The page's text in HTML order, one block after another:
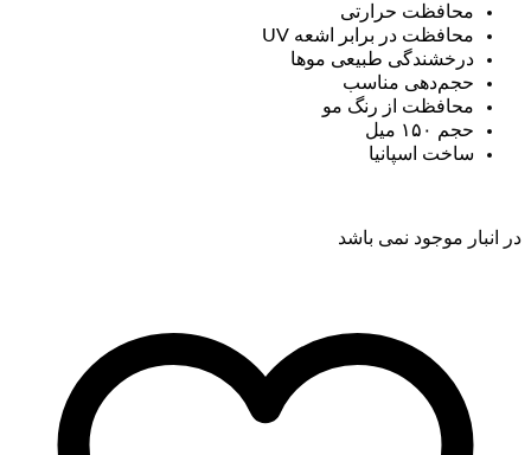
محافظت حرارتی
محافظت در برابر اشعه UV
درخشندگی طبیعی موها
حجم‌دهی مناسب
محافظت از رنگ مو
حجم ۱۵۰ میل
ساخت اسپانیا
در انبار موجود نمی باشد